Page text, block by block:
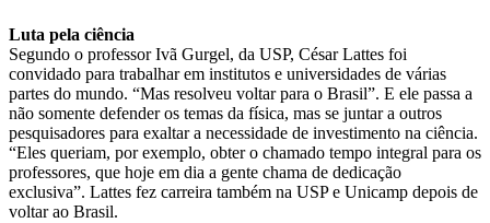
Luta pela ciência
Segundo o professor Ivã Gurgel, da USP, César Lattes foi
convidado para trabalhar em institutos e universidades de várias
partes do mundo. “Mas resolveu voltar para o Brasil”. E ele passa a
não somente defender os temas da física, mas se juntar a outros
pesquisadores para exaltar a necessidade de investimento na ciência.
“Eles queriam, por exemplo, obter o chamado tempo integral para os
professores, que hoje em dia a gente chama de dedicação
exclusiva”. Lattes fez carreira também na USP e Unicamp depois de
voltar ao Brasil.